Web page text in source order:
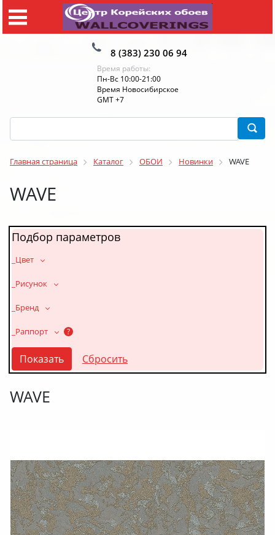
8 (383) 230 06 94
Время работы:
Пн-Вс 10:00-21:00
Время Новосибирское
GMT +7
Главная страница Каталог ОБОИ Новинки WAVE
WAVE
Подбор параметров
_Цвет
_Рисунок
_Бренд
_Раппорт ?
WAVE